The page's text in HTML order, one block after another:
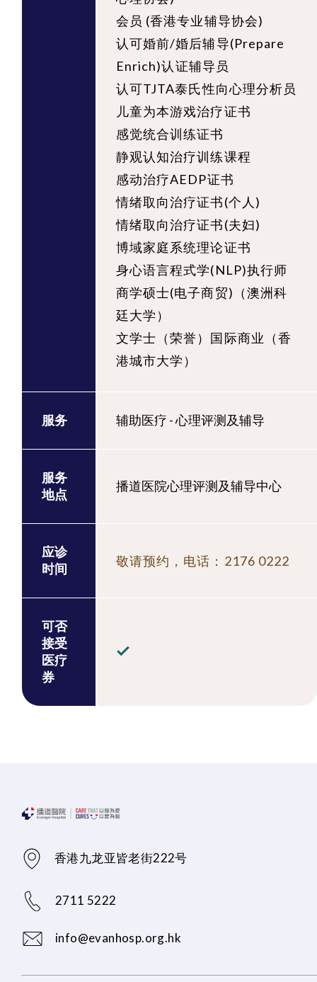
会员 (香港专业辅导协会)
认可婚前/婚后辅导(Prepare
Enrich)认证辅导员
认可TJTA泰氏性向心理分析员
儿童为本游戏治疗证书
感觉统合训练证书
静观认知治疗训练课程
感动治疗AEDP证书
情绪取向治疗证书(个人)
情绪取向治疗证书(夫妇)
博域家庭系统理论证书
身心语言程式学(NLP)执行师
商学硕士(电子商贸)（澳洲科
廷大学）
文学士（荣誉）国际商业（香
港城市大学）
服务 辅助医疗 - 心理评测及辅导
服务
地点
播道医院心理评测及辅导中心
应诊
时间
敬请预约，电话：2176 0222
可否
接受
医疗
券
香港九龙亚皆老街222号
2711 5222
info@evanhosp.org.hk